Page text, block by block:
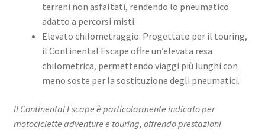
terreni non asfaltati, rendendo lo pneumatico
adatto a percorsi misti. ​
Elevato chilometraggio: Progettato per il touring,
il Continental Escape offre un’elevata resa
chilometrica, permettendo viaggi più lunghi con
meno soste per la sostituzione degli pneumatici. ​
Il Continental Escape è particolarmente indicato per
motociclette adventure e touring, offrendo prestazioni